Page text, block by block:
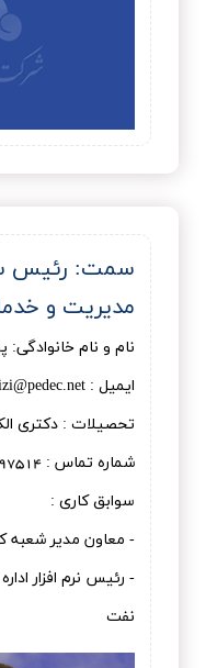
سمت: رئیس
مدیریت و
نام و نام خانوادگی:
ایمیل : pparvizi@pedec.net
تحصیلات : دكتری
شماره تماس : 88897514
سوابق کاری :
- معاون مدیر شعبه
- رئیس نرم افزار
نفت